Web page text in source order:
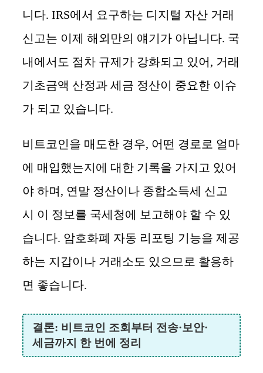
니다. IRS에서 요구하는 디지털 자산 거래
신고는 이제 해외만의 얘기가 아닙니다. 국
내에서도 점차 규제가 강화되고 있어, 거래
기초금액 산정과 세금 정산이 중요한 이슈
가 되고 있습니다.
비트코인을 매도한 경우, 어떤 경로로 얼마
에 매입했는지에 대한 기록을 가지고 있어
야 하며, 연말 정산이나 종합소득세 신고
시 이 정보를 국세청에 보고해야 할 수 있
습니다. 암호화폐 자동 리포팅 기능을 제공
하는 지갑이나 거래소도 있으므로 활용하
면 좋습니다.
결론: 비트코인 조회부터 전송·보안·
세금까지 한 번에 정리